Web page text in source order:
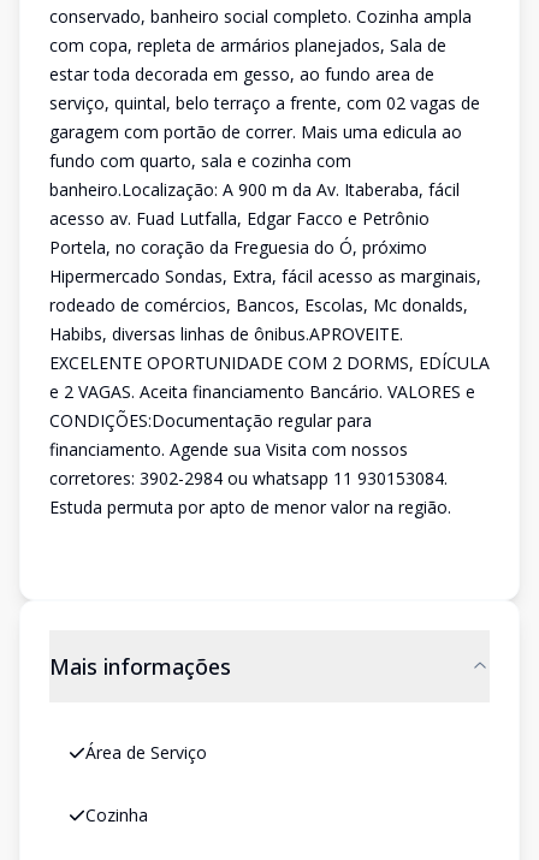
conservado, banheiro social completo. Cozinha ampla
com copa, repleta de armários planejados, Sala de
estar toda decorada em gesso, ao fundo area de
serviço, quintal, belo terraço a frente, com 02 vagas de
garagem com portão de correr. Mais uma edicula ao
fundo com quarto, sala e cozinha com
banheiro.Localização: A 900 m da Av. Itaberaba, fácil
acesso av. Fuad Lutfalla, Edgar Facco e Petrônio
Portela, no coração da Freguesia do Ó, próximo
Hipermercado Sondas, Extra, fácil acesso as marginais,
rodeado de comércios, Bancos, Escolas, Mc donalds,
Habibs, diversas linhas de ônibus.APROVEITE.
EXCELENTE OPORTUNIDADE COM 2 DORMS, EDÍCULA
e 2 VAGAS. Aceita financiamento Bancário. VALORES e
CONDIÇÕES:Documentação regular para
financiamento. Agende sua Visita com nossos
corretores: 3902-2984 ou whatsapp 11 930153084.
Estuda permuta por apto de menor valor na região.
Mais informações
Área de Serviço
Cozinha